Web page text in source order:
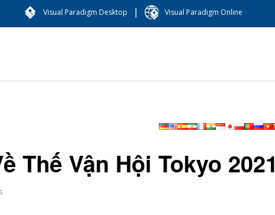
Visual Paradigm Desktop | Visual Paradigm Online
Thế Vận Hội Tokyo 2021